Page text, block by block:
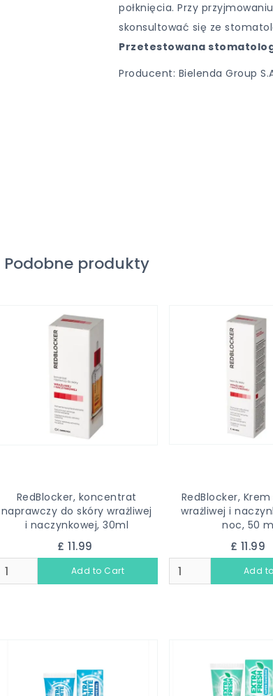
połknięcia. Przy
skonsultować się ze
Przetestowana
Producent: Bielenda Group
Podobne produkty
RedBlocker, koncentrat
naprawczy do skóry wrażliwej
i naczynkowej, 30ml
£ 11.99
RedBlocker,
wrażliwej i
noc, 50
£ 11.99